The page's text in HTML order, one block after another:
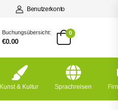
Benutzerkonto
Buchungsübersicht:
€0.00
0
Kunst & Kultur Sprachreisen